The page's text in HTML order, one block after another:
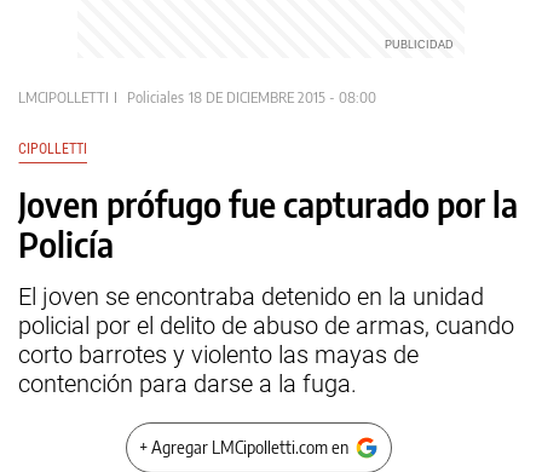
LMCIPOLLETTI Policiales 18 DE DICIEMBRE 2015 - 08:00
CIPOLLETTI
Joven prófugo fue capturado por la
Policía
El joven se encontraba detenido en la unidad
policial por el delito de abuso de armas, cuando
corto barrotes y violento las mayas de
contención para darse a la fuga.
+ Agregar LMCipolletti.com en